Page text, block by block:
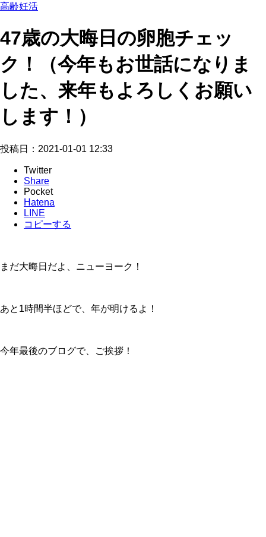
高齢妊活
47歳の大晦日の卵胞チェッ
ク！（今年もお世話になりま
した、来年もよろしくお願い
します！）
投稿日： 2021-01-01 12:33
Twitter
Share
Pocket
Hatena
LINE
コピーする
まだ大晦日だよ、ニューヨーク！
あと1時間半ほどで、年が明けるよ！
今年最後のブログで、ご挨拶！